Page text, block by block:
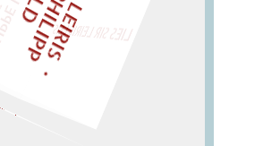
LIES SIR LEIRIS LEIS